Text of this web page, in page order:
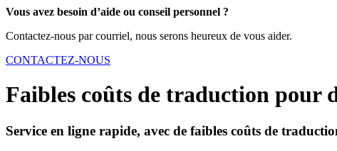
Vous avez besoin d’aide ou conseil personnel ?
Contactez-nous par courriel, nous serons heureux de vous aider.
CONTACTEZ-NOUS
Faibles coûts de traduction pour
Service en ligne rapide, avec de faibles coûts de